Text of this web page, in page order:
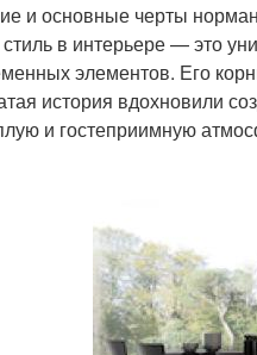
и основные черты
в интерьере — это
элементов. Его
история вдохновили
и гостеприимную